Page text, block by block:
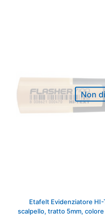
Non
Etafelt Evidenziatore HI-
scalpello, tratto 5mm,